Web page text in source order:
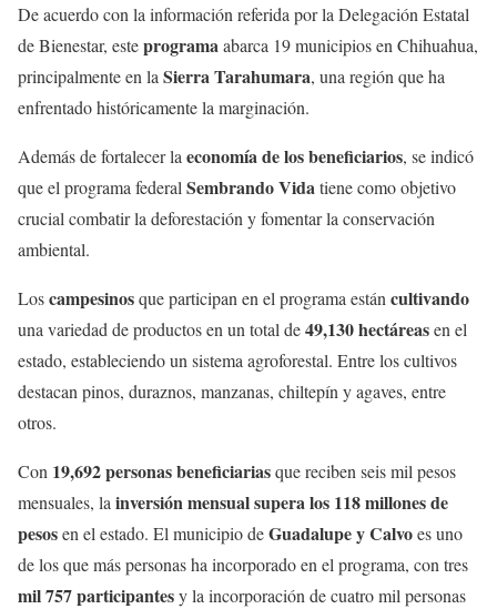
De acuerdo con la información referida por la Delegación Estatal
de Bienestar, esteprograma abarca 19 municipios en Chihuahua,
principalmente en la Sierra Tarahumara, una región que ha
enfrentado históricamente la marginación.
Además de fortalecer la economía de los beneficiarios, se indicó
que el programa federal Sembrando Vida tiene como objetivo
crucial combatir la deforestación y fomentar la conservación
ambiental.
Loscampesinosque participan en el programa están cultivando
una variedad de productos en un total de49,130 hectáreasen el
estado, estableciendo un sistema agroforestal. Entre los cultivos
destacan pinos, duraznos, manzanas, chiltepín y agaves, entre
otros.
Con 19,692 personas beneficiariasque reciben seis mil pesos
mensuales, la inversión mensual supera los 118 millones de
pesosen el estado. El municipio deGuadalupe y Calvoes uno
de los que más personas ha incorporado en el programa, con tres
mil 757 participantesy la incorporación de cuatro mil personas